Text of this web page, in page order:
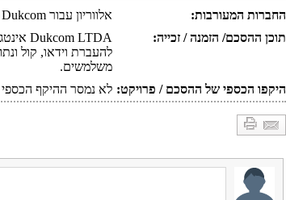
החברות המעורבות:
אלווריון עבור Dukcom מקולומביה
תוכן ההסכם/ הזמנה / זכייה:
משלמשים.
היקפו הכספי של ההסכם / פרויקט: לא נמסר ההיקף הכספי